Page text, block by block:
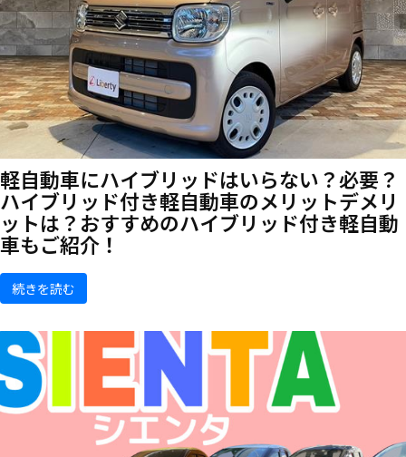
軽自動車にハイブリッドはいらない？必要？
ハイブリッド付き軽自動車のメリットデメリ
ットは？おすすめのハイブリッド付き軽自動
車もご紹介！
続きを読む